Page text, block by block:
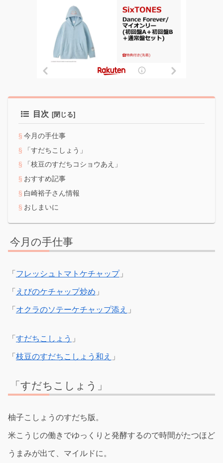
目次
今月の手仕事
「すだちこしょう」
「枝豆のすだちコショウあえ」
おすすめ記事
白崎裕子さん情報
おしまいに
今月の手仕事
「 フレッシュトマトケチャップ」
「 えびのケチャップ炒め 」
「 オクラのソテーケチャップ添え 」
「 すだちこしょう 」
「 枝豆のすだちこしょう和え 」
「すだちこしょう」
柚子こしょうのすだち版。
米こうじの働きでゆっくりと発酵するので時間がたつほど
うまみが出て、マイルドに。